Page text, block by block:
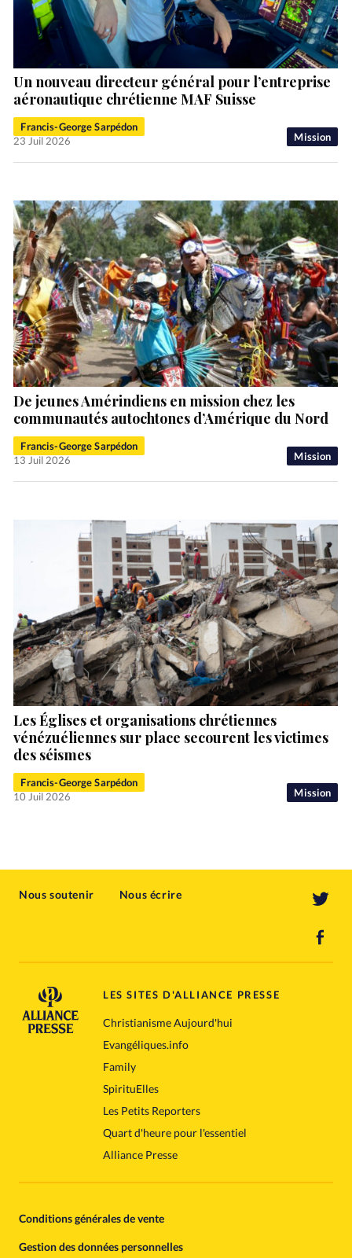
Mission
Un nouveau directeur général pour l’entreprise
aéronautique chrétienne MAF Suisse
Francis-George Sarpédon
23 Juil 2026
Mission
De jeunes Amérindiens en mission chez les
communautés autochtones d’Amérique du Nord
Francis-George Sarpédon
13 Juil 2026
Mission
Les Églises et organisations chrétiennes
vénézuéliennes sur place secourent les victimes
des séismes
Francis-George Sarpédon
10 Juil 2026
Nous soutenir Nous écrire
LES SITES D'ALLIANCE PRESSE
Christianisme Aujourd'hui
Evangéliques.info
Family
SpirituElles
Les Petits Reporters
Quart d'heure pour l'essentiel
Alliance Presse
Conditions générales de vente
Gestion des données personnelles